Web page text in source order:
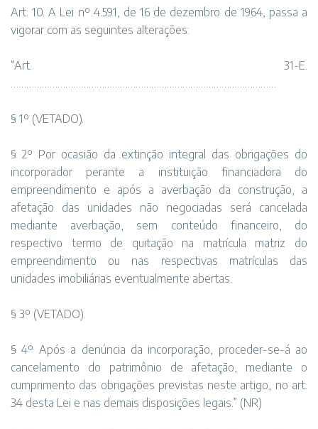
Art. 10. A Lei nº 4.591, de 16 de dezembro de 1964, passa a
vigorar com as seguintes alterações:
“Art. 31-E.
…………………………………………………………………………………………
§ 1º (VETADO).
§ 2º Por ocasião da extinção integral das obrigações do
incorporador perante a instituição financiadora do
empreendimento e após a averbação da construção, a
afetação das unidades não negociadas será cancelada
mediante averbação, sem conteúdo financeiro, do
respectivo termo de quitação na matrícula matriz do
empreendimento ou nas respectivas matrículas das
unidades imobiliárias eventualmente abertas.
§ 3º (VETADO).
§ 4º Após a denúncia da incorporação, proceder-se-á ao
cancelamento do patrimônio de afetação, mediante o
cumprimento das obrigações previstas neste artigo, no art.
34 desta Lei e nas demais disposições legais.” (NR)